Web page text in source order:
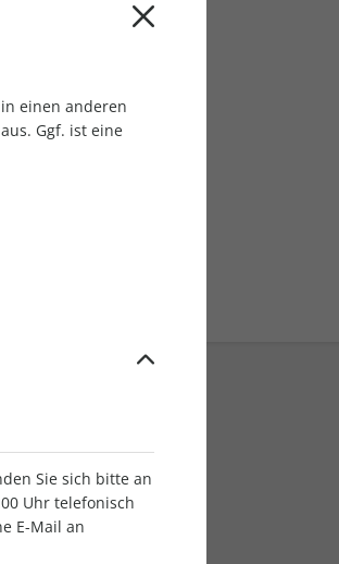
Gratis Versand
einen anderen
Ggf. ist eine
Sie sich bitte an
Uhr telefonisch
E-Mail an